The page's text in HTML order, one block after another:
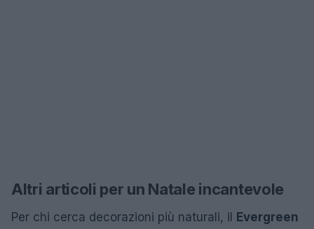
Altri articoli per un Natale incantevole
Per chi cerca decorazioni più naturali, il
Evergreen